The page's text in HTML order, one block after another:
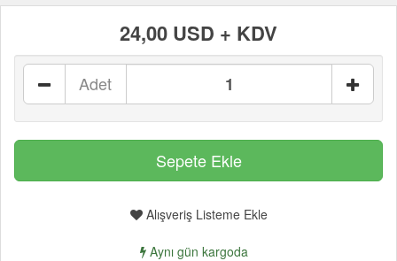
24,00 USD + KDV
Adet
Alışveriş Listeme Ekle
Aynı gün kargoda